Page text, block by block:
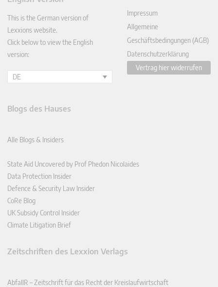
In
This is the German version of
Lexxions website.
Click below to view the English
version:
DE
Impressum
Allgemeine
Geschäftsbedingungen (AGB)
Datenschutzerklärung
Vertrag hier widerrufen
Blogs des Hauses
Alle Blogs & Insiders
State Aid Uncovered by Prof Phedon Nicolaides
Data Protection Insider
Defence & Security Law Insider
CoRe Blog
UK Subsidy Control Insider
Climate Litigation Brief
Zeitschriften des Lexxion Verlags
AbfallR – Zeitschrift für das Recht der Kreislaufwirtschaft